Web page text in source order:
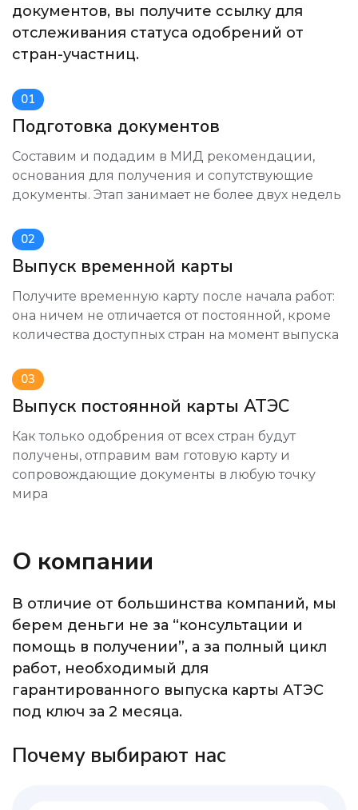
документов, вы получите ссылку для
отслеживания статуса одобрений от
стран-участниц.
01
Подготовка документов
Составим и подадим в МИД рекомендации,
основания для получения и сопутствующие
документы. Этап занимает не более двух недель
02
Выпуск временной карты
Получите временную карту после начала работ:
она ничем не отличается от постоянной, кроме
количества доступных стран на момент выпуска
03
Выпуск постоянной карты АТЭС
Как только одобрения от всех стран будут
получены, отправим вам готовую карту и
сопровождающие документы в любую точку
мира
О компании
В отличие от большинства компаний, мы
берем деньги не за “консультации и
помощь в получении”, а за полный цикл
работ, необходимый для
гарантированного выпуска карты АТЭС
под ключ за 2 месяца.
Почему выбирают нас